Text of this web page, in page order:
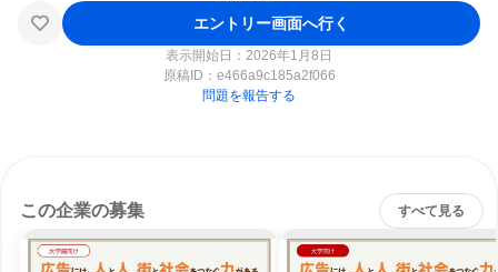
エントリー画面へ行く
表示開始日：2026年1月8日
原稿ID： e466a9c185a2f066
問題を報告する
この企業の募集 すべて見る